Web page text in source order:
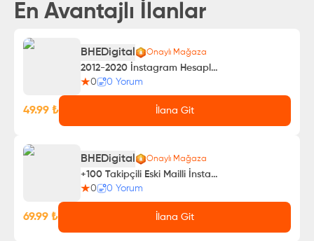
En Avantajlı İlanlar
BHEDigital Onaylı Mağaza
2012-2020 İnstagram Hesapları 2Faktörlü Kolay Giriş
0
0 Yorum
49.99 ₺ İlana Git
BHEDigital Onaylı Mağaza
+100 Takipçili Eski Mailli İnstagram Hesapları
0
0 Yorum
69.99 ₺ İlana Git